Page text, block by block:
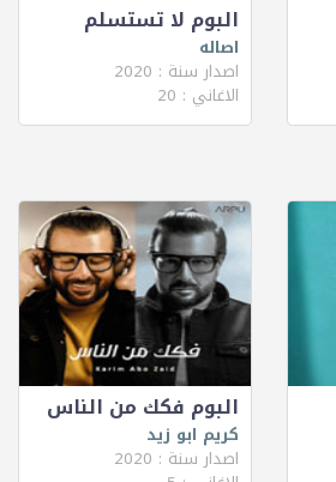
البوم لا تستسلم
اصاله
اصدار سنة : 2020
الاغاني : 20
البوم فكك من الناس
كريم ابو زيد
اصدار سنة : 2020